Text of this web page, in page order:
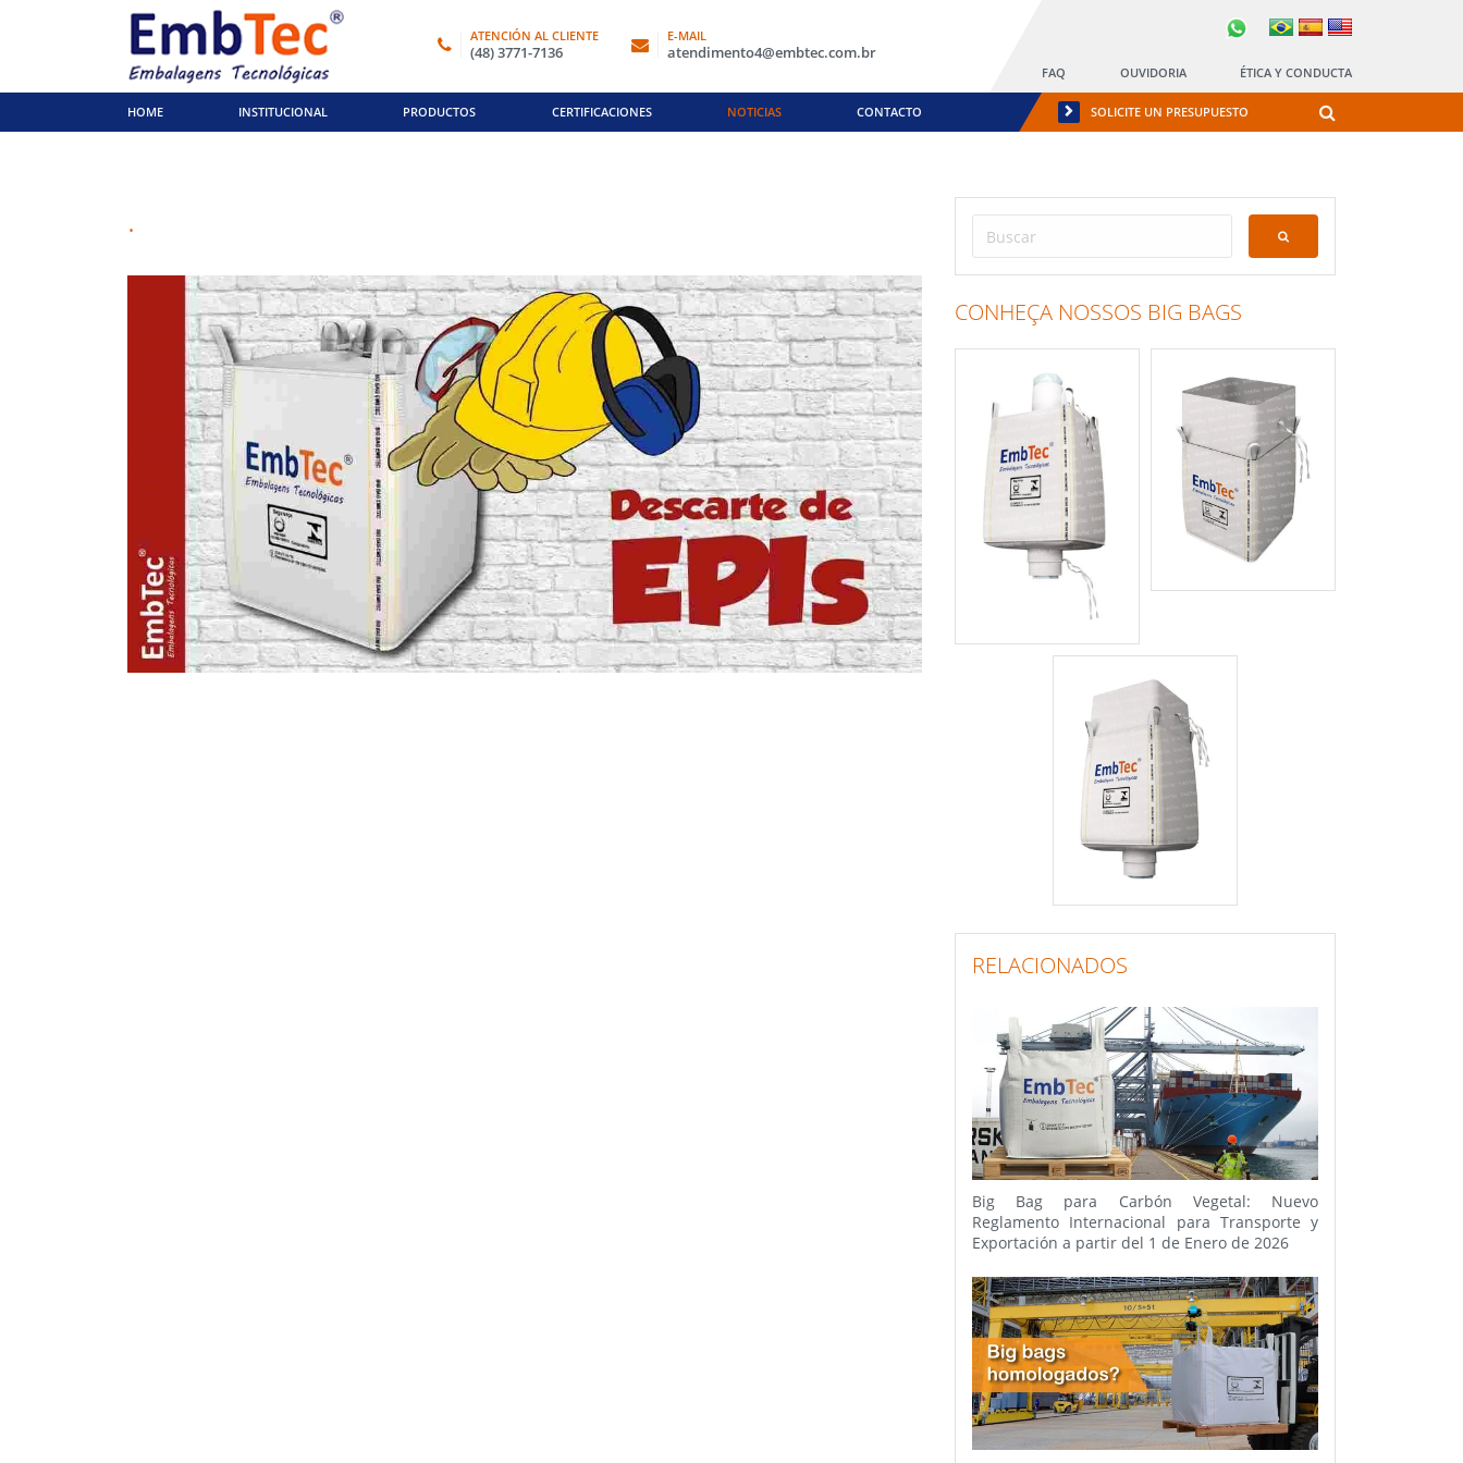
ATENCIÓN AL CLIENTE
(48) 3771-7136
E-MAIL
atendimento4@embtec.com.br
FAQ OUVIDORIA ÉTICA Y CONDUCTA
HOME INSTITUCIONAL PRODUCTOS CERTIFICACIONES NOTICIAS CONTACTO SOLICITE UN PRESUPUESTO
.
CONHEÇA NOSSOS BIG BAGS
RELACIONADOS
Big Bag para Carbón Vegetal: Nuevo
Reglamento Internacional para Transporte y
Exportación a partir del 1 de Enero de 2026